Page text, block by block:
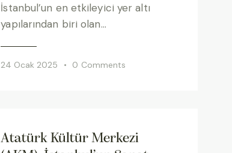
İstanbul’un en etkileyici yer altı
yapılarından biri olan…
24 Ocak 2025 0 Comments
Atatürk Kültür Merkezi